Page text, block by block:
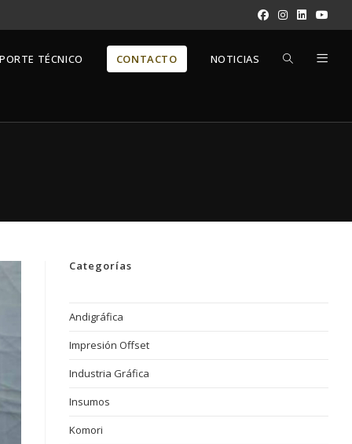
TÉCNICO CONTACTO NOTICIAS ALTERNAR
Categorías
Andigráfica
Impresión Offset
Industria Gráfica
Insumos
Komori